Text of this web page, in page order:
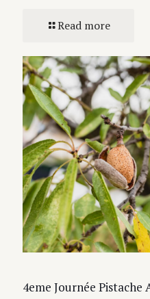
Read more
4eme Journée Pistache